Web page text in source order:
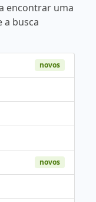
encontrar uma
a busca
novos
novos